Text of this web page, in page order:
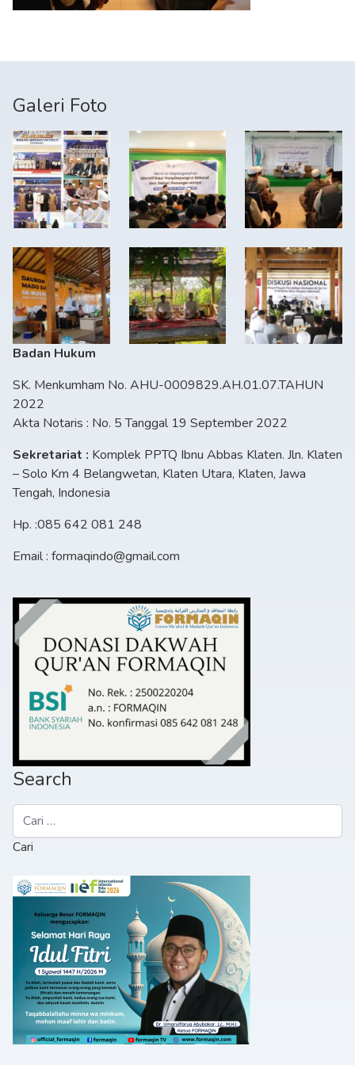
Galeri Foto
Badan Hukum
SK. Menkumham No. AHU-0009829.AH.01.07.TAHUN
2022
Akta Notaris : No. 5 Tanggal 19 September 2022
Sekretariat : Komplek PPTQ Ibnu Abbas Klaten. Jln. Klaten
– Solo Km 4 Belangwetan, Klaten Utara, Klaten, Jawa
Tengah, Indonesia
Hp. :085 642 081 248
Email : formaqindo@gmail.com
Search
Cari
untuk: